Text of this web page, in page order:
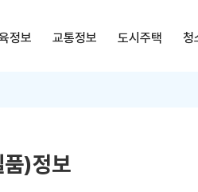
정보 교통정보 도시주택 청
품)정보